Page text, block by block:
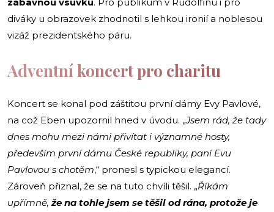
diváky u obrazovek zhodnotil s lehkou ironií a noblesou
vizáž prezidentského páru.
Adventní koncert pro charitu
Koncert se konal pod záštitou první dámy Evy Pavlové,
na což Eben upozornil hned v úvodu. „Jsem rád, že tady
dnes mohu mezi námi přivítat i významné hosty,
především první dámu České republiky, paní Evu
Pavlovou s chotěm,“ pronesl s typickou elegancí.
Zároveň přiznal, že se na tuto chvíli těšil. „Říkám
upřímně,že na tohle jsem se těšil od rána, protože je